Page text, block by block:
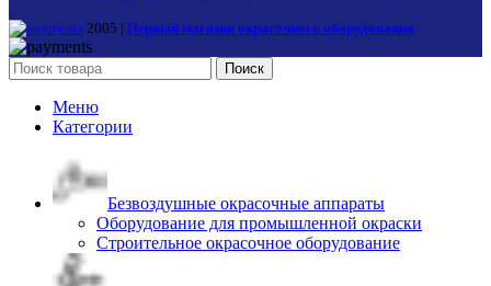
2005 | Первый магазин окрасочного оборудования
Поиск
Меню
Категории
Безвоздушные окрасочные аппараты
Оборудование для промышленной окраски
Строительное окрасочное оборудование